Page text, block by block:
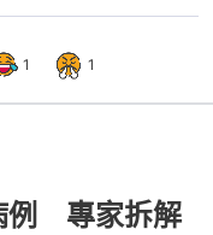
1 1
例 專家拆解